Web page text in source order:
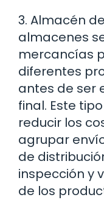
3. Almacén
almacenes
mercancías
diferentes
antes de ser
final. Este
reducir los
agrupar
de
inspección y
de los